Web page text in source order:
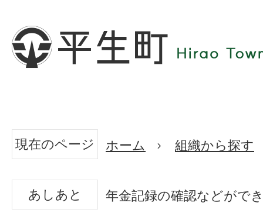
現在のページ ホーム 組織から探す
あしあと 年金記録の確認などがで